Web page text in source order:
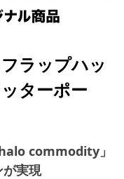
ラップハッ
ターポー
commodity」
が実現